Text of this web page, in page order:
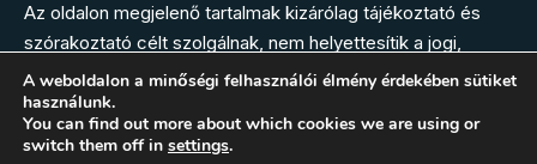
Az oldalon megjelenő tartalmak kizárólag tájékoztató és
szórakoztató célt szolgálnak, nem helyettesítik a jogi,
orvosi, állatorvosi, gyógyszerészi vagy más szakember
tanácsát. Az oldal szerkesztésében nem vesznek részt
szakemberek. Bármilyen panasz, tünet vagy egészségügyi
A weboldalon a minőségi felhasználói élmény érdekében sütiket
használunk.
You can find out more about which cookies we are using or
switch them off in settings.